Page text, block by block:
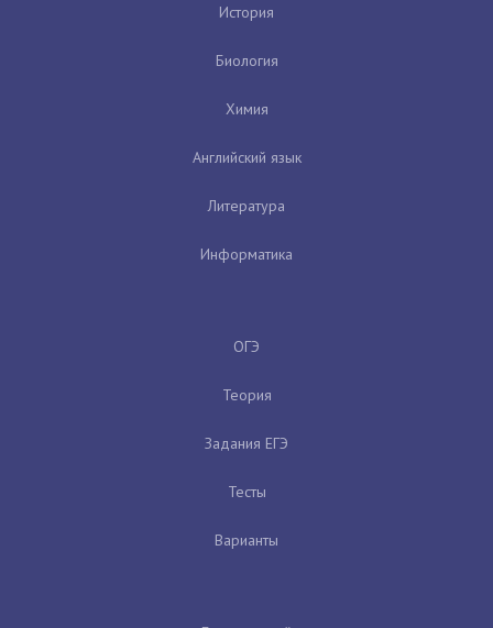
История
Биология
Химия
Английский язык
Литература
Информатика
ОГЭ
Теория
Задания ЕГЭ
Тесты
Варианты